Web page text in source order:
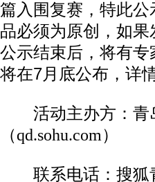
篇入围复赛，特此
品必须为原创，如
公示结束后，将有
将在7月底公布，详
活动主办方：青
（qd.sohu.com）
联系电话：搜狐